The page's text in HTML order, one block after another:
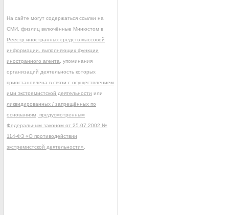
На сайте могут содержаться ссылки на
СМИ, физлиц включённые Минюстом в
Реестр иностранных средств массовой
информации, выполняющих функции
иностранного агента , упоминания
организаций деятельность которых
приостановлена в связи с осуществлением
ими экстремистской деятельности или
ликвидированных / запрещённых по
основаниям, предусмотренным
Федеральным законом от 25.07.2002 №
114-ФЗ «О противодействии
экстремистской деятельности»